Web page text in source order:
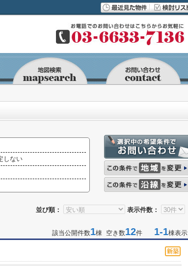
しない
並び順： 表示件数：
該当公開件数1棟 空き数12件 1-1棟表示